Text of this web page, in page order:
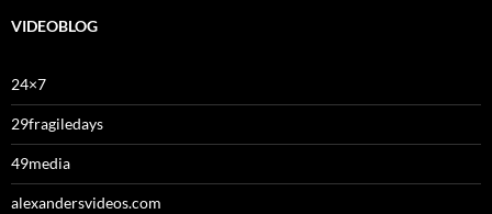
VIDEOBLOG
24×7
29fragiledays
49media
alexandersvideos.com